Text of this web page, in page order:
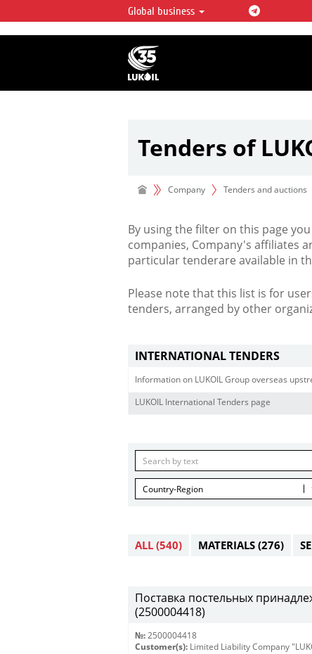
LUKOIL OVERVIEW
LUKOIL is one of the largest oil &
integrated companies in the world
over 2% of crude production and
hydrocarbon reserves globally.
Global business
Tenders of
Company Tenders and auctions
By using the filter on this page
companies, Company's affiliates
particular tenderare available in
Please note that this list is for
tenders, arranged by other
INTERNATIONAL TENDERS
Information on LUKOIL Group overseas
LUKOIL International Tenders page
Country-Region
ALL (540) MATERIALS (276)
Поставка постельных
(2500004418)
№: 2500004418
Customer(s): Limited Liability Company